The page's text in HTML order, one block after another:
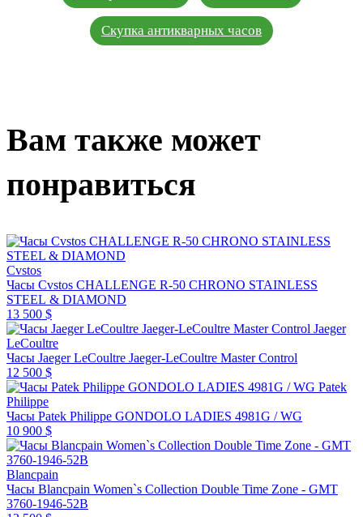
Скупка антикварных часов
Вам также может
понравиться
Cvstos
Часы Cvstos CHALLENGE R-50 CHRONO STAINLESS
STEEL & DIAMOND
13 500 $
Jaeger
LeCoultre
Часы Jaeger LeCoultre Jaeger-LeCoultre Master Control
12 500 $
Patek
Philippe
Часы Patek Philippe GONDOLO LADIES 4981G / WG
10 900 $
Blancpain
Часы Blancpain Women`s Collection Double Time Zone - GMT
3760-1946-52B